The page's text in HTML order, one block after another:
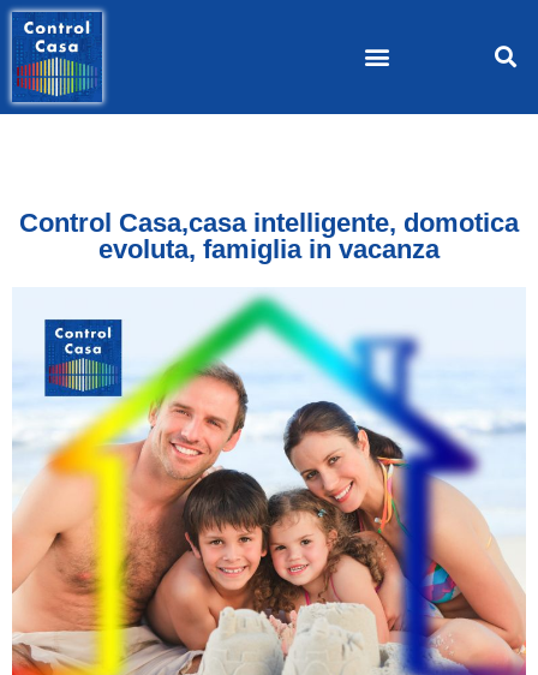
Control Casa,casa intelligente, domotica
evoluta, famiglia in vacanza